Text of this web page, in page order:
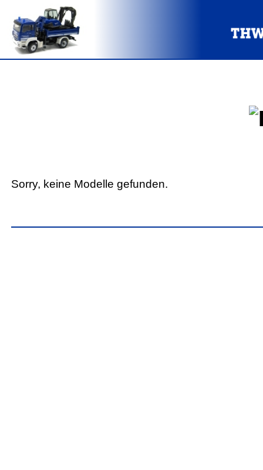
Sorry, keine Modelle gefunden.